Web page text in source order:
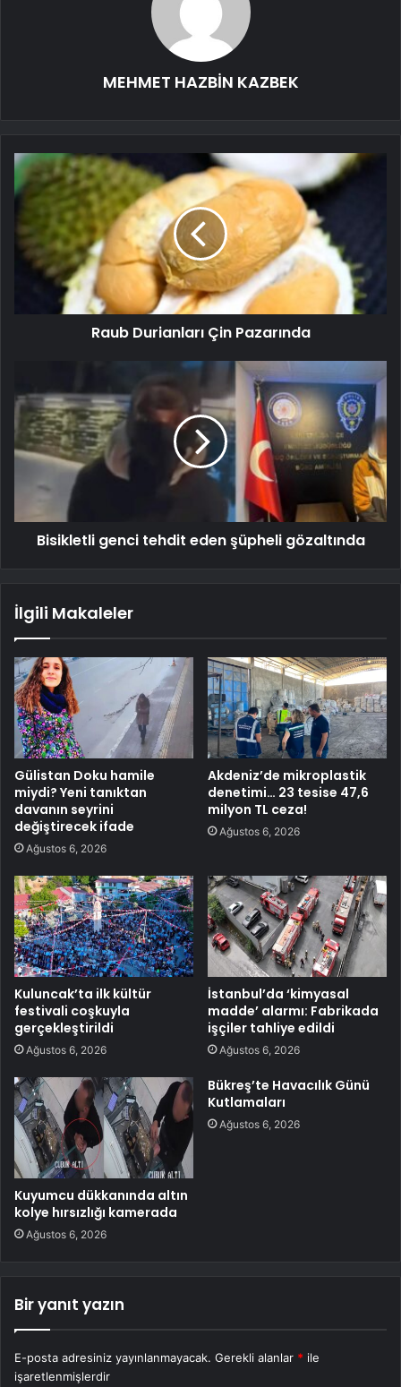
MEHMET HAZBİN KAZBEK
Raub Durianları Çin Pazarında
Bisikletli genci tehdit eden şüpheli gözaltında
İlgili Makaleler
Gülistan Doku hamile
miydi? Yeni tanıktan
davanın seyrini
değiştirecek ifade
Ağustos 6, 2026
Akdeniz’de mikroplastik
denetimi… 23 tesise 47,6
milyon TL ceza!
Ağustos 6, 2026
Kuluncak’ta ilk kültür
festivali coşkuyla
gerçekleştirildi
Ağustos 6, 2026
İstanbul’da ‘kimyasal
madde’ alarmı: Fabrikada
işçiler tahliye edildi
Ağustos 6, 2026
Kuyumcu dükkanında altın
kolye hırsızlığı kamerada
Ağustos 6, 2026
Bükreş’te Havacılık Günü
Kutlamaları
Ağustos 6, 2026
Bir yanıt yazın
E-posta adresiniz yayınlanmayacak. Gerekli alanlar * ile
işaretlenmişlerdir